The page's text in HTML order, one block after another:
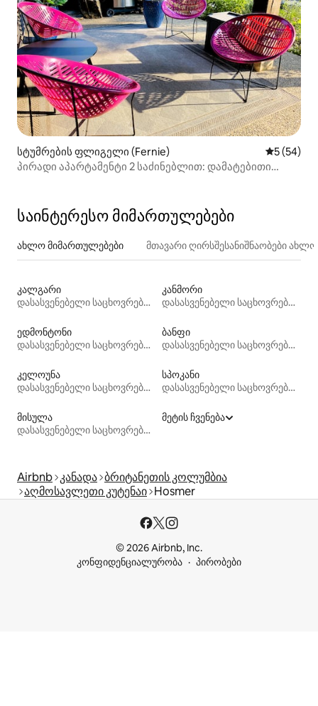
სტუმრების ფლიგელი (Fernie) საშუალო
5 (54)
პირადი აპარტამენტი 2 საძინებლით: დამატებითი
საინტერესო მიმართულებები
ახლო მიმართულებები მთავარი ღირსშესანიშნაობები
კალგარი
დასასვენებელი საცხოვრებლები
კანმორი
დასასვენებელი საცხოვრებლები
ედმონტონი
დასასვენებელი საცხოვრებლები
ბანფი
დასასვენებელი საცხოვრებლები
კელოუნა
დასასვენებელი საცხოვრებლები
სპოკანი
დასასვენებელი საცხოვრებლები
მისულა
დასასვენებელი საცხოვრებლები
მეტის ჩვენება
Airbnb კანადა ბრიტანეთის კოლუმბია
აღმოსავლეთი კუტენაი Hosmer
© 2026 Airbnb, Inc.
კონფიდენციალურობა
პირობები